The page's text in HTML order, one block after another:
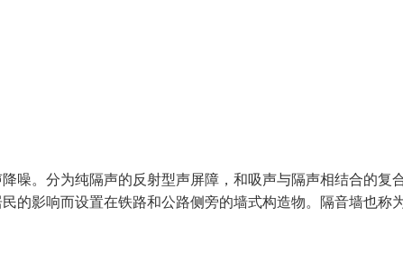
噪。分为纯隔声的反射型声屏障，和吸声与隔声相结合的复
的影响而设置在铁路和公路侧旁的墙式构造物。隔音墙也称